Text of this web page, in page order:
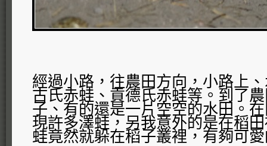
經過小路，往農田方向，小路上
古氏赤蛙、貢德氏赤蛙等。到了
子、有的還是一片空空的水田。
現許多澤蛙，另我意外的是在稻
蛙竟然就躲在稻子叢裡，有夠可